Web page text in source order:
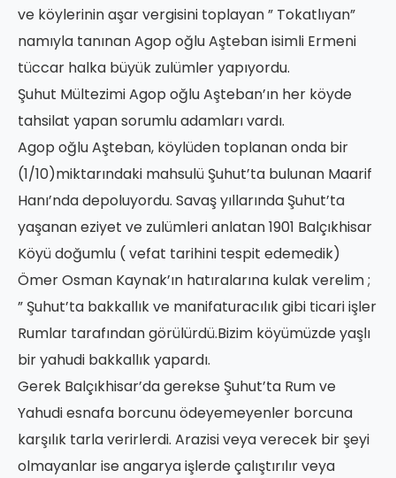
ve köylerinin aşar vergisini toplayan ” Tokatlıyan”
namıyla tanınan Agop oğlu Aşteban isimli Ermeni
tüccar halka büyük zulümler yapıyordu.
Şuhut Mültezimi Agop oğlu Aşteban’ın her köyde
tahsilat yapan sorumlu adamları vardı.
Agop oğlu Aşteban, köylüden toplanan onda bir
(1/10)miktarındaki mahsulü Şuhut’ta bulunan Maarif
Hanı’nda depoluyordu. Savaş yıllarında Şuhut’ta
yaşanan eziyet ve zulümleri anlatan 1901 Balçıkhisar
Köyü doğumlu ( vefat tarihini tespit edemedik)
Ömer Osman Kaynak’ın hatıralarına kulak verelim ;
” Şuhut’ta bakkallık ve manifaturacılık gibi ticari işler
Rumlar tarafından görülürdü.Bizim köyümüzde yaşlı
bir yahudi bakkallık yapardı.
Gerek Balçıkhisar’da gerekse Şuhut’ta Rum ve
Yahudi esnafa borcunu ödeyemeyenler borcuna
karşılık tarla verirlerdi. Arazisi veya verecek bir şeyi
olmayanlar ise angarya işlerde çalıştırılır veya